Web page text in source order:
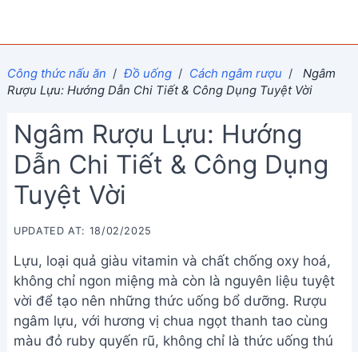
Công thức nấu ăn / Đồ uống / Cách ngâm rượu /
Ngâm
Rượu Lựu: Hướng Dẫn Chi Tiết & Công Dụng Tuyệt Vời
Ngâm Rượu Lựu: Hướng
Dẫn Chi Tiết & Công Dụng
Tuyệt Vời
UPDATED AT: 18/02/2025
Lựu, loại quả giàu vitamin và chất chống oxy hoá,
không chỉ ngon miệng mà còn là nguyên liệu tuyệt
vời để tạo nên những thức uống bổ dưỡng. Rượu
ngâm lựu, với hương vị chua ngọt thanh tao cùng
màu đỏ ruby quyến rũ, không chỉ là thức uống thú